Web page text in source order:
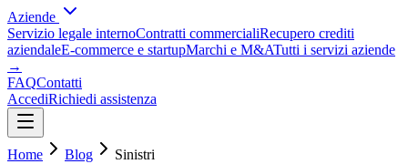
Aziende
Servizio legale internoContratti commercialiRecupero crediti
aziendaleE-commerce e startupMarchi e M&ATutti i servizi aziende
→
FAQContatti
AccediRichiedi assistenza
Home Blog
Sinistri